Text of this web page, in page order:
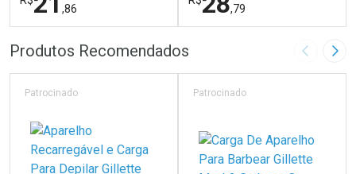
,86
FECHAR
Laboratório
FECHAR
Por Menos
,79
Laboratório
Por Menos
Produtos Recomendados Imagem
Patrocinado Patrocinado